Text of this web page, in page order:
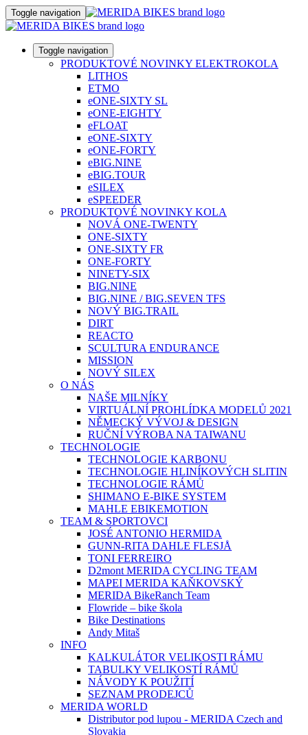
Toggle navigation
Toggle navigation
PRODUKTOVÉ NOVINKY ELEKTROKOLA
LITHOS
ETMO
eONE-SIXTY SL
eONE-EIGHTY
eFLOAT
eONE-SIXTY
eONE-FORTY
eBIG.NINE
eBIG.TOUR
eSILEX
eSPEEDER
PRODUKTOVÉ NOVINKY KOLA
NOVÁ ONE-TWENTY
ONE-SIXTY
ONE-SIXTY FR
ONE-FORTY
NINETY-SIX
BIG.NINE
BIG.NINE / BIG.SEVEN TFS
NOVÝ BIG.TRAIL
DIRT
REACTO
SCULTURA ENDURANCE
MISSION
NOVÝ SILEX
O NÁS
NAŠE MILNÍKY
VIRTUÁLNÍ PROHLÍDKA MODELŮ 2021
NĚMECKÝ VÝVOJ & DESIGN
RUČNÍ VÝROBA NA TAIWANU
TECHNOLOGIE
TECHNOLOGIE KARBONU
TECHNOLOGIE HLINÍKOVÝCH SLITIN
TECHNOLOGIE RÁMŮ
SHIMANO E-BIKE SYSTEM
MAHLE EBIKEMOTION
TEAM & SPORTOVCI
JOSÉ ANTONIO HERMIDA
GUNN-RITA DAHLE FLESJÅ
TONI FERREIRO
D2mont MERIDA CYCLING TEAM
MAPEI MERIDA KAŇKOVSKÝ
MERIDA BikeRanch Team
Flowride – bike škola
Bike Destinations
Andy Mitaš
INFO
KALKULÁTOR VELIKOSTI RÁMU
TABULKY VELIKOSTÍ RÁMŮ
NÁVODY K POUŽITÍ
SEZNAM PRODEJCŮ
MERIDA WORLD
Distributor pod lupou - MERIDA Czech and
Slovakia